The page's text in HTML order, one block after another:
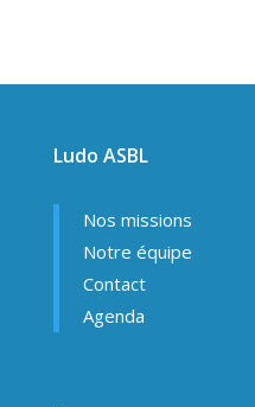
Ludo ASBL
Nos missions
Notre équipe
Contact
Agenda